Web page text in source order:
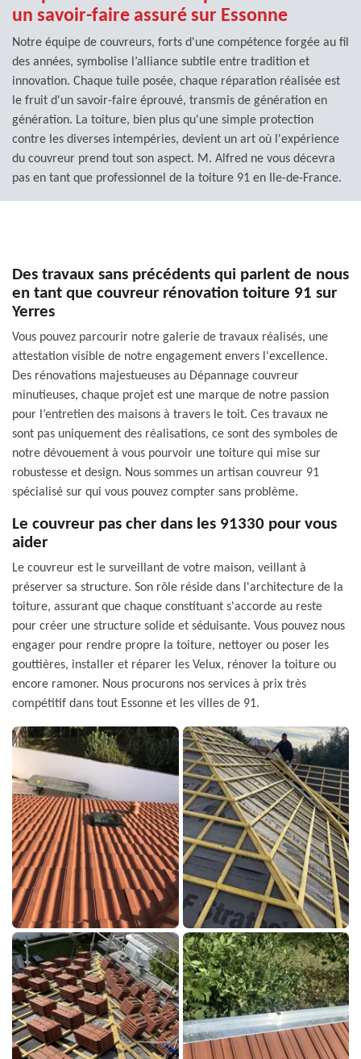
un savoir-faire assuré sur Essonne
Notre équipe de couvreurs, forts d'une compétence forgée au fil
des années, symbolise l’alliance subtile entre tradition et
innovation. Chaque tuile posée, chaque réparation réalisée est
le fruit d'un savoir-faire éprouvé, transmis de génération en
génération. La toiture, bien plus qu'une simple protection
contre les diverses intempéries, devient un art où l'expérience
du couvreur prend tout son aspect. M. Alfred ne vous décevra
pas en tant que professionnel de la toiture 91 en Ile-de-France.
Des travaux sans précédents qui parlent de nous
en tant que couvreur rénovation toiture 91 sur
Yerres
Vous pouvez parcourir notre galerie de travaux réalisés, une
attestation visible de notre engagement envers l'excellence.
Des rénovations majestueuses au Dépannage couvreur
minutieuses, chaque projet est une marque de notre passion
pour l’entretien des maisons à travers le toit. Ces travaux ne
sont pas uniquement des réalisations, ce sont des symboles de
notre dévouement à vous pourvoir une toiture qui mise sur
robustesse et design. Nous sommes un artisan couvreur 91
spécialisé sur qui vous pouvez compter sans problème.
Le couvreur pas cher dans les 91330 pour vous
aider
Le couvreur est le surveillant de votre maison, veillant à
préserver sa structure. Son rôle réside dans l'architecture de la
toiture, assurant que chaque constituant s'accorde au reste
pour créer une structure solide et séduisante. Vous pouvez nous
engager pour rendre propre la toiture, nettoyer ou poser les
gouttières, installer et réparer les Velux, rénover la toiture ou
encore ramoner. Nous procurons nos services à prix très
compétitif dans tout Essonne et les villes de 91.